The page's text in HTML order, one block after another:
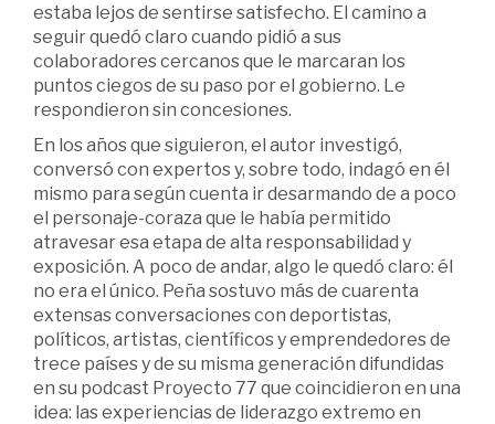
estaba lejos de sentirse satisfecho. El camino a
seguir quedó claro cuando pidió a sus
colaboradores cercanos que le marcaran los
puntos ciegos de su paso por el gobierno. Le
respondieron sin concesiones.
En los años que siguieron, el autor investigó,
conversó con expertos y, sobre todo, indagó en él
mismo para según cuenta ir desarmando de a poco
el personaje-coraza que le había permitido
atravesar esa etapa de alta responsabilidad y
exposición. A poco de andar, algo le quedó claro: él
no era el único. Peña sostuvo más de cuarenta
extensas conversaciones con deportistas,
políticos, artistas, científicos y emprendedores de
trece países y de su misma generación difundidas
en su podcast Proyecto 77 que coincidieron en una
idea: las experiencias de liderazgo extremo en